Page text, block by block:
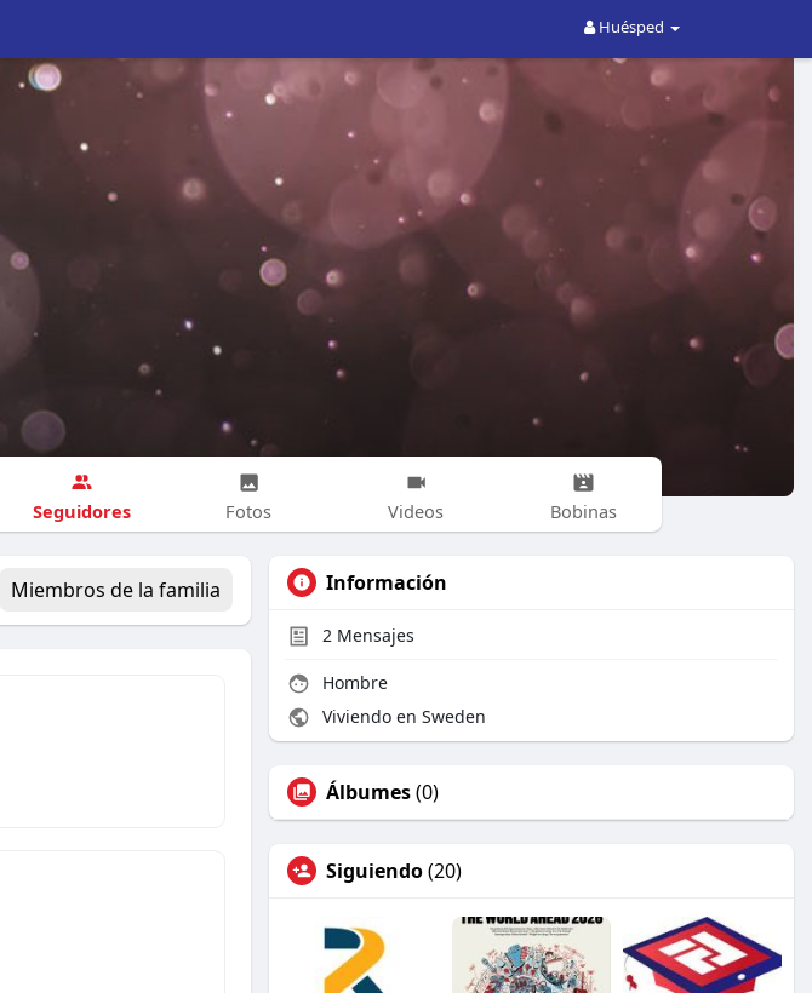
Huésped
Seguidores Fotos Videos Bobinas
Miembros de la familia Información
2 Mensajes
Hombre
Viviendo en Sweden
Álbumes(0)
Siguiendo(20)